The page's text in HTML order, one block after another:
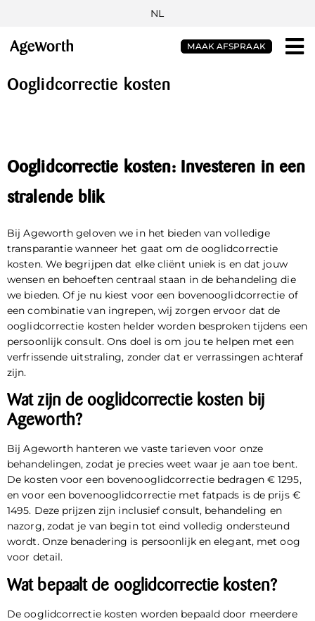
NL
MAAK AFSPRAAK
Ooglidcorrectie kosten
Ooglidcorrectie kosten: Investeren in een
stralende blik
Bij Ageworth geloven we in het bieden van volledige
transparantie wanneer het gaat om de ooglidcorrectie
kosten. We begrijpen dat elke cliënt uniek is en dat jouw
wensen en behoeften centraal staan in de behandeling die
we bieden. Of je nu kiest voor een bovenooglidcorrectie of
een combinatie van ingrepen, wij zorgen ervoor dat de
ooglidcorrectie kosten helder worden besproken tijdens een
persoonlijk consult. Ons doel is om jou te helpen met een
verfrissende uitstraling, zonder dat er verrassingen achteraf
zijn.
Wat zijn de ooglidcorrectie kosten bij
Ageworth?
Bij Ageworth hanteren we vastetarievenvoor onze
behandelingen, zodat je precies weet waar je aan toe bent.
De kosten voor een bovenooglidcorrectie bedragen € 1295,
en voor een bovenooglidcorrectie met fatpads is de prijs €
1495. Deze prijzen zijn inclusief consult, behandeling en
nazorg, zodat je van begin tot eind volledig ondersteund
wordt. Onze benadering is persoonlijk en elegant, met oog
voor detail.
Wat bepaalt de ooglidcorrectie kosten?
De ooglidcorrectie kosten worden bepaald door meerdere